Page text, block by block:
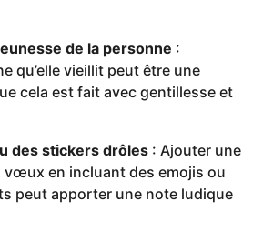
de la personne :
qu’elle vieillit peut être une
cela est fait avec gentillesse et
des stickers drôles : Ajouter une
vœux en incluant des emojis ou
peut apporter une note ludique